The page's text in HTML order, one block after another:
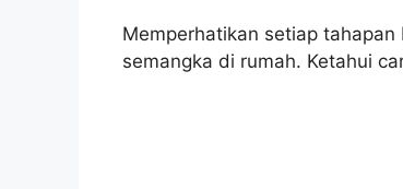
Memperhatikan setiap
semangka di rumah. Ketahui